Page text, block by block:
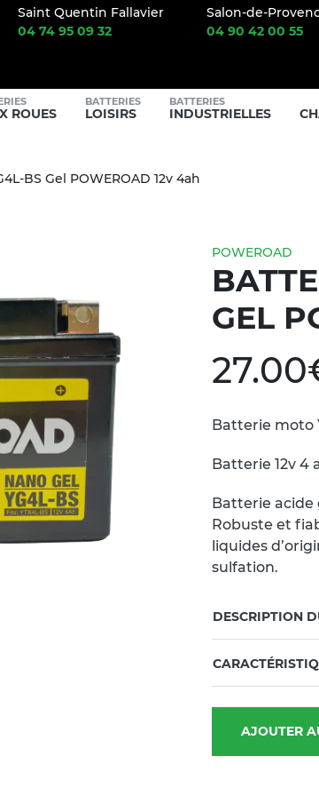
Saint Quentin Fallavier
04 74 95 09 32
Salon-de-
04 90 42 00 55
ROUES
BATTERIES
LOISIRS
BATTERIES
INDUSTRIELLES
BS Gel POWEROAD 12v 4ah
POWEROAD
GEL
27.00
Batterie moto
Batterie 12v 4
Batterie
Robuste et
liquides
sulfation.
DESCRIPTION
AJOUTER